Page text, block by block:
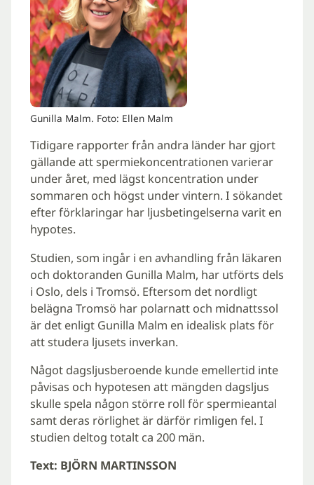
Gunilla Malm. Foto: Ellen Malm
Tidigare rapporter från andra länder har gjort
gällande att spermiekoncentrationen varierar
under året, med lägst koncentration under
sommaren och högst under vintern. I sökandet
efter förklaringar har ljusbetingelserna varit en
hypotes.
Studien, som ingår i en avhandling från läkaren
och doktoranden Gunilla Malm, har utförts dels
i Oslo, dels i Tromsö. Eftersom det nordligt
belägna Tromsö har polarnatt och midnattssol
är det enligt Gunilla Malm en idealisk plats för
att studera ljusets inverkan.
Något dagsljusberoende kunde emellertid inte
påvisas och hypotesen att mängden dagsljus
skulle spela någon större roll för spermieantal
samt deras rörlighet är därför rimligen fel. I
studien deltog totalt ca 200 män.
Text: BJÖRN MARTINSSON